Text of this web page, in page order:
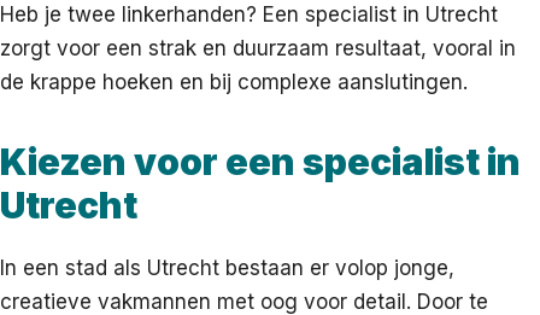
Heb je twee linkerhanden? Een specialist in Utrecht
zorgt voor een strak en duurzaam resultaat, vooral in
de krappe hoeken en bij complexe aanslutingen.
Kiezen voor een specialist in
Utrecht
In een stad als Utrecht bestaan er volop jonge,
creatieve vakmannen met oog voor detail. Door te